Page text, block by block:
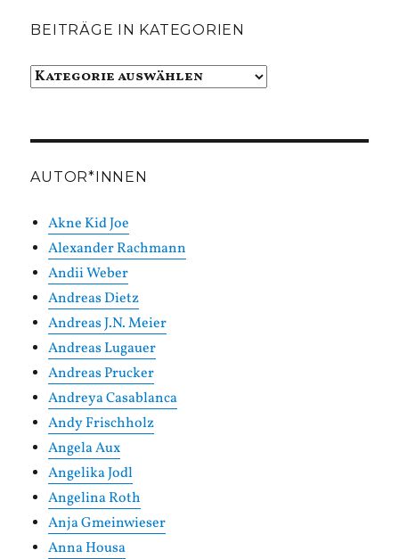
BEITRÄGE IN KATEGORIEN
Beiträge
AUTOR*INNEN
Akne Kid Joe
Alexander Rachmann
Andii Weber
Andreas Dietz
Andreas J.N. Meier
Andreas Lugauer
Andreas Prucker
Andreya Casablanca
Andy Frischholz
Angela Aux
Angelika Jodl
Angelina Roth
Anja Gmeinwieser
Anna Housa